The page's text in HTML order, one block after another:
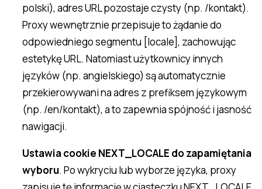
polski), adres URL pozostaje czysty (np. /kontakt).
Proxy wewnętrznie przepisuje to żądanie do
odpowiedniego segmentu [locale], zachowując
estetykę URL. Natomiast użytkownicy innych
języków (np. angielskiego) są automatycznie
przekierowywani na adres z prefiksem językowym
(np. /en/kontakt), a to zapewnia spójność i jasność
nawigacji.
Ustawia cookie NEXT_LOCALE do zapamiętania
wyboru. Po wykryciu lub wyborze języka, proxy